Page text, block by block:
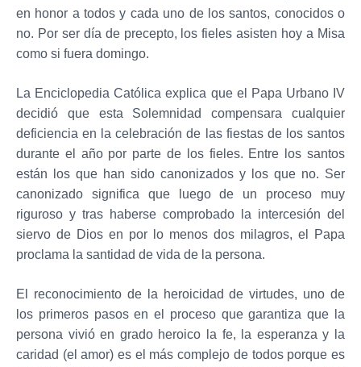
en honor a todos y cada uno de los santos, conocidos o
no. Por ser día de precepto, los fieles asisten hoy a Misa
como si fuera domingo.
La Enciclopedia Católica explica que el Papa Urbano IV
decidió que esta Solemnidad compensara cualquier
deficiencia en la celebración de las fiestas de los santos
durante el año por parte de los fieles. Entre los santos
están los que han sido canonizados y los que no. Ser
canonizado significa que luego de un proceso muy
riguroso y tras haberse comprobado la intercesión del
siervo de Dios en por lo menos dos milagros, el Papa
proclama la santidad de vida de la persona.
El reconocimiento de la heroicidad de virtudes, uno de
los primeros pasos en el proceso que garantiza que la
persona vivió en grado heroico la fe, la esperanza y la
caridad (el amor) es el más complejo de todos porque es